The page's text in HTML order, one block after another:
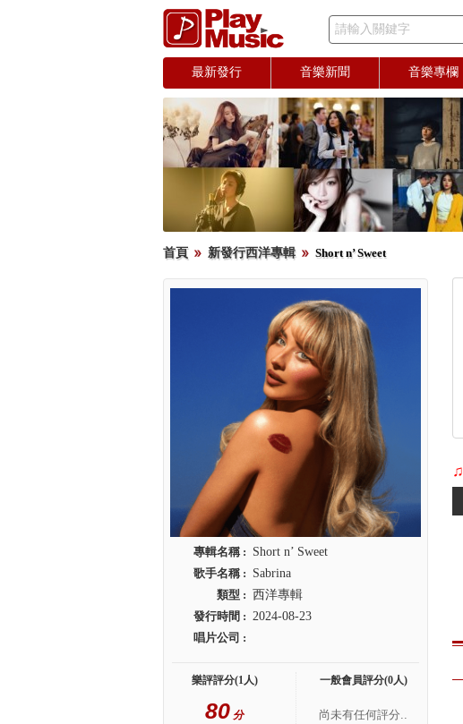
請輸入關鍵字
最新發行 音樂新聞 音樂專欄
首頁 新發行西洋專輯 Short n’ Sweet
專輯名稱 : Short n’ Sweet
歌手名稱 : Sabrina
類型 : 西洋專輯
發行時間 : 2024-08-23
唱片公司 :
樂評評分(1人)
80 分
一般會員評分(0人)
尚未有任何評分..
♫